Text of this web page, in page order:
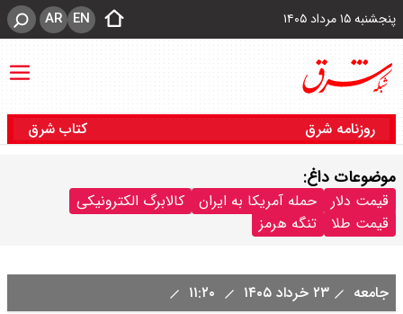
پنجشنبه ۱۵ مرداد ۱۴۰۵ EN
AR
روزنامه شرق کتاب شرق
موضوعات داغ:
قیمت دلار حمله آمریکا به ایران
کالابرگ الکترونیکی
قیمت طلا
تنگه هرمز
جامعه ۲۳ خرداد ۱۴۰۵